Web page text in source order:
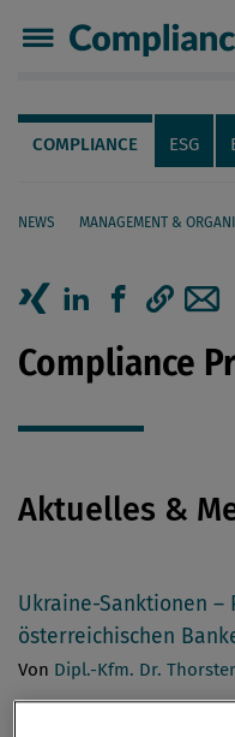
Servicenavigation
Navigation
COMPLIANCE ESG
NEWS MANAGEMENT &
Seiteninhalt
Artikel auf Xing
Artikel auf
Artikel
Compliance
Aktuelles &
Ukraine-Sanktionen –
österreichischen
Von Dipl.-Kfm. Dr.